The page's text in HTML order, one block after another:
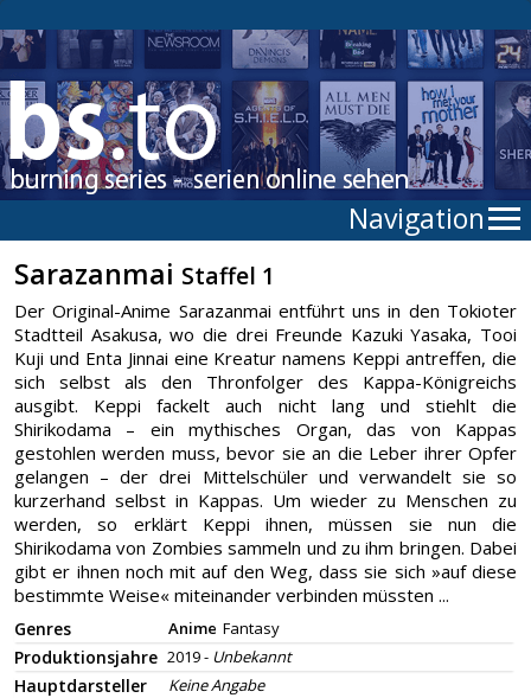
Navigation
Sarazanmai Staffel 1
Der Original-Anime Sarazanmai entführt uns in den Tokioter
Stadtteil Asakusa, wo die drei Freunde Kazuki Yasaka, Tooi
Kuji und Enta Jinnai eine Kreatur namens Keppi antreffen, die
sich selbst als den Thronfolger des Kappa-Königreichs
ausgibt. Keppi fackelt auch nicht lang und stiehlt die
Shirikodama – ein mythisches Organ, das von Kappas
gestohlen werden muss, bevor sie an die Leber ihrer Opfer
gelangen – der drei Mittelschüler und verwandelt sie so
kurzerhand selbst in Kappas. Um wieder zu Menschen zu
werden, so erklärt Keppi ihnen, müssen sie nun die
Shirikodama von Zombies sammeln und zu ihm bringen. Dabei
gibt er ihnen noch mit auf den Weg, dass sie sich »auf diese
bestimmte Weise« miteinander verbinden müssten ...
Genres Anime Fantasy
Produktionsjahre 2019 - Unbekannt
Hauptdarsteller Keine Angabe